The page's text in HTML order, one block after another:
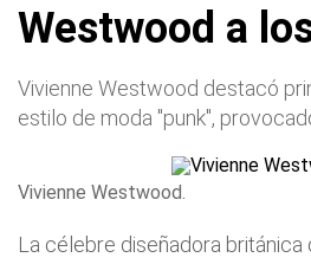
Westwood a
Vivienne Westwood destacó
estilo de moda "punk",
Vivienne Westwood.
La célebre diseñadora británica